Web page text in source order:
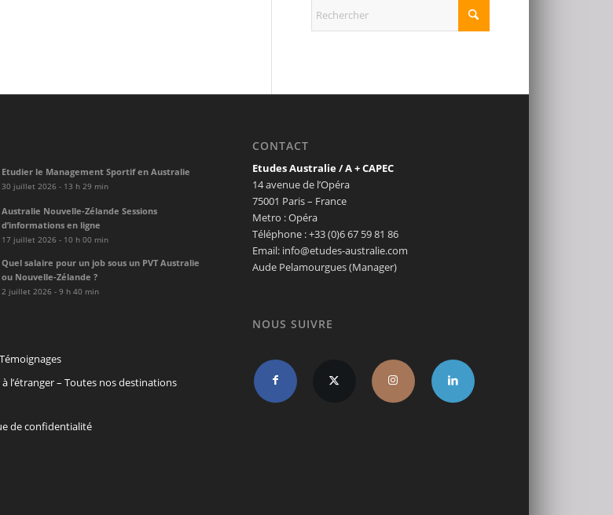
Etudier le Management Sportif en Australie
30 juillet 2026 - 13 h 29 min
Australie Nouvelle-Zélande Sessions
d’informations en ligne
17 juillet 2026 - 10 h 00 min
Quel salaire pour un job sous un PVT Australie
ou Nouvelle-Zélande ?
2 juillet 2026 - 9 h 40 min
l’étranger – Toutes nos destinations
de confidentialité
CONTACT
Etudes Australie / A + CAPEC
14 avenue de l’Opéra
75001 Paris – France
Metro : Opéra
Téléphone : +33 (0)6 67 59 81 86
Email: info@etudes-australie.com
Aude Pelamourgues (Manager)
NOUS SUIVRE